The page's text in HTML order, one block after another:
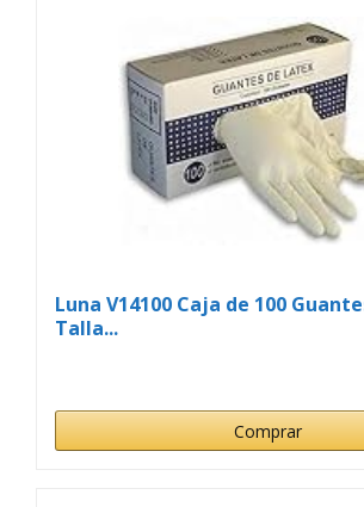
Luna V14100 Caja de 100
Talla...
Comprar